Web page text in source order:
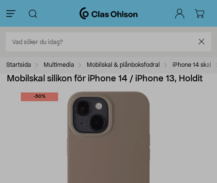
Startsida Multimedia Mobilskal & plånboksfodral iPhone 14 skal
Mobilskal silikon för iPhone 14 / iPhone 13, Holdit
-50%